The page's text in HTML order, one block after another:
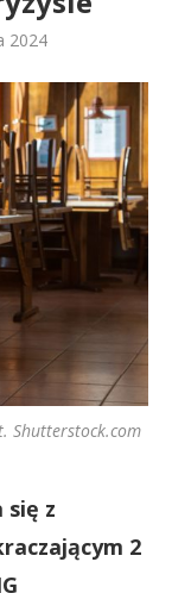
2024
Shutterstock.com
się z
2